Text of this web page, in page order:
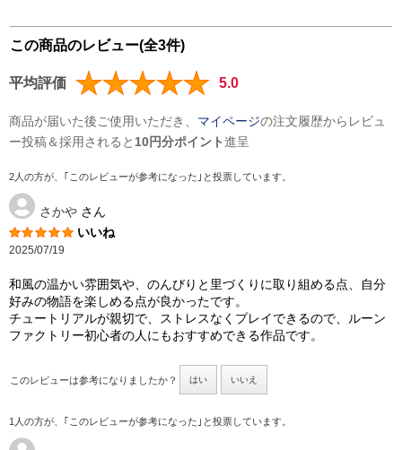
この商品のレビュー(全3件)
平均評価 5.0
商品が届いた後ご使用いただき、 マイページの注文履歴からレビュ
ー投稿＆採用されると 10円分ポイント進呈
2人の方が、｢このレビューが参考になった｣と投票しています。
さかや さん
いいね
2025/07/19
和風の温かい雰囲気や、のんびりと里づくりに取り組める点、自分
好みの物語を楽しめる点が良かったです。
チュートリアルが親切で、ストレスなくプレイできるので、ルーン
ファクトリー初心者の人にもおすすめできる作品です。
このレビューは参考になりましたか？ はい いいえ
1人の方が、｢このレビューが参考になった｣と投票しています。